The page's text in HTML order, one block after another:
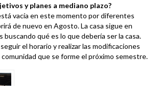
y planes a mediano plazo?
vacía en este momento por diferentes
de nuevo en Agosto. La casa sigue en
buscando qué es lo que debería ser la casa.
el horario y realizar las modificaciones
que se forme el próximo semestre.